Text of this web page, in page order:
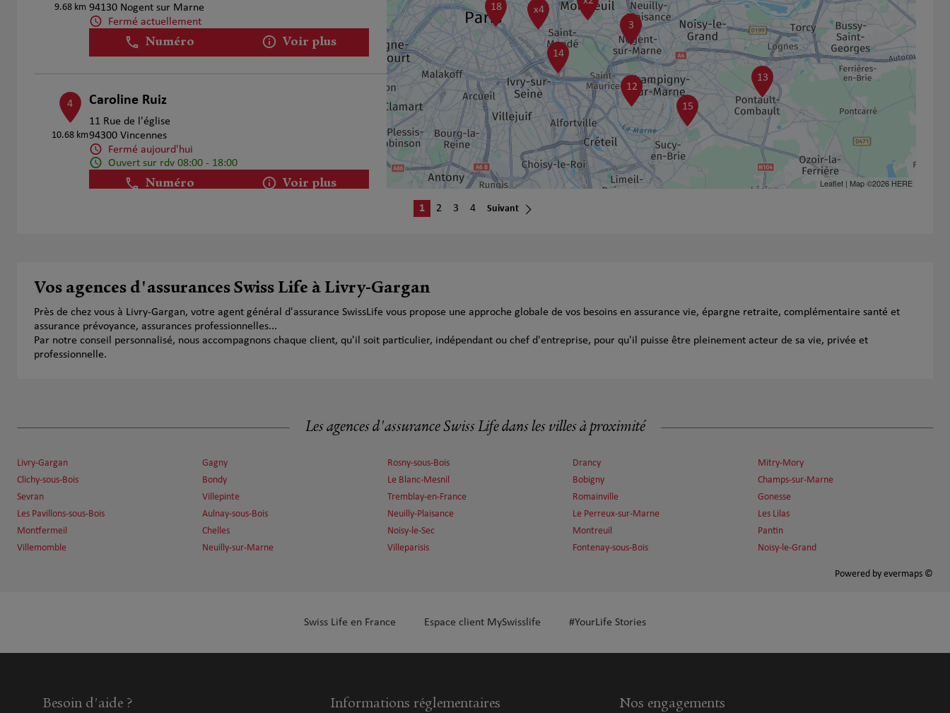
9.68 km 94130 Nogent sur Marne
Fermé actuellement
Numéro Voir plus
4
10.68 km
Caroline Ruiz
11 Rue de l'église
94300 Vincennes
Fermé aujourd'hui
Ouvert sur rdv 08:00 - 18:00
Numéro Voir plus
10.91 km
11 ALLEE DE GASCOGNE
77410 CLAYE SOUILLY
Fermé aujourd'hui
Numéro Voir plus
Olivier LACOSTE
Fermé aujourd'hui
18
15
13
14
12
3
x4
Leaflet| Map ©2026 HERE
1 2 3 4 Suivant
Vos agences d'assurances Swiss Life à Livry-Gargan
Près de chez vous à Livry-Gargan, votre agent général d'assurance SwissLife vous propose une approche globale de vos besoins en assurance vie, épargne retraite, complémentaire santé et
assurance prévoyance, assurances professionnelles...
Par notre conseil personnalisé, nous accompagnons chaque client, qu'il soit particulier, indépendant ou chef d'entreprise, pour qu'il puisse être pleinement acteur de sa vie, privée et
professionnelle.
Les agences d'assurance Swiss Life dans les villes à proximité
Livry-Gargan
Clichy-sous-Bois
Sevran
Les Pavillons-sous-Bois
Montfermeil
Villemomble
Gagny
Bondy
Villepinte
Aulnay-sous-Bois
Chelles
Neuilly-sur-Marne
Rosny-sous-Bois
Le Blanc-Mesnil
Tremblay-en-France
Neuilly-Plaisance
Noisy-le-Sec
Villeparisis
Drancy
Bobigny
Romainville
Le Perreux-sur-Marne
Montreuil
Fontenay-sous-Bois
Mitry-Mory
Champs-sur-Marne
Gonesse
Les Lilas
Pantin
Noisy-le-Grand
Powered by evermaps ©
Swiss Life en France Espace client MySwisslife #YourLife Stories
Besoin d'aide ? Informations réglementaires Nos engagements